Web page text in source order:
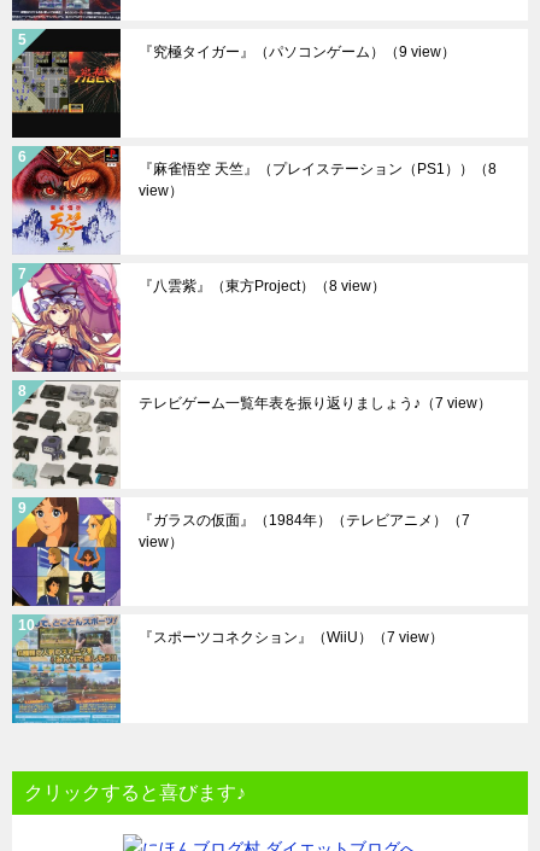
『究極タイガー』（パソコンゲーム） （9 view）
『麻雀悟空 天竺』（プレイステーション（PS1））
（8
view）
『八雲紫』（東方Project） （8 view）
テレビゲーム一覧年表を振り返りましょう♪ （7 view）
『ガラスの仮面』（1984年）（テレビアニメ）
（7
view）
『スポーツコネクション』（WiiU） （7 view）
クリックすると喜びます♪